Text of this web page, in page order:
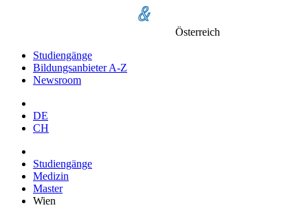
Österreich
Studiengänge
Bildungsanbieter A-Z
Newsroom
DE
CH
Studiengänge
Medizin
Master
Wien